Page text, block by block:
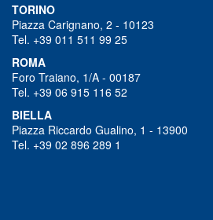
TORINO
Piazza Carignano, 2 - 10123
Tel. +39 011 511 99 25
ROMA
Foro Traiano, 1/A - 00187
Tel. +39 06 915 116 52
BIELLA
Piazza Riccardo Gualino, 1 - 13900
Tel. +39 02 896 289 1